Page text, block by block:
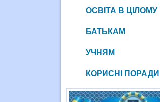
ОСВІТА В ЦІЛОМУ
БАТЬКАМ
УЧНЯМ
КОРИСНІ ПОРАДИ